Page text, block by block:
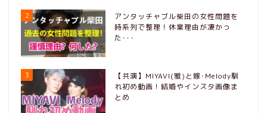
2
アンタッチャブル柴田の女性問題を
時系列で整理！休業理由が凄かっ
た･･･
3
【共演】MIYAVI(雅)と嫁･Melody馴
れ初め動画！結婚やインスタ画像ま
とめ